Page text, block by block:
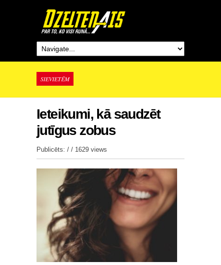
SIEVIETĒM
Ieteikumi, kā saudzēt
jutīgus zobus
Publicēts: / / 1629 views